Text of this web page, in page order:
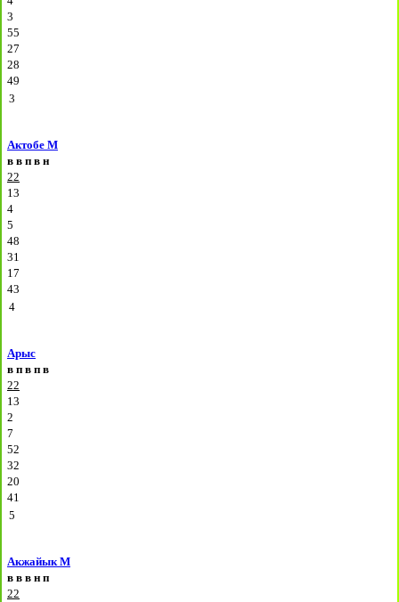
3
55
27
28
49
3
Актобе М
в в п в н
22
13
4
5
48
31
17
43
4
Арыс
в п в п в
22
13
2
7
52
32
20
41
5
Акжайык М
в в в н п
22